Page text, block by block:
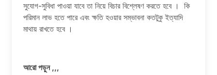
সুযোগ-সুবিধা পাওয়া যাবে তা নিয়ে বিচার বিশ্লেষণ করতে হবে । কি
পরিমান লাভ হতে পারে এবং ক্ষতি হওয়ার সম্ভাবনা কতটুকু ইত্যাদি
মাথায় রাখতে হবে ।
আরো পড়ুন ,,,